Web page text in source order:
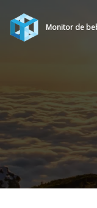
Monitor de